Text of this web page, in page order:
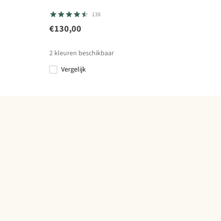
138
€130,00
2 kleuren beschikbaar
Vergelijk